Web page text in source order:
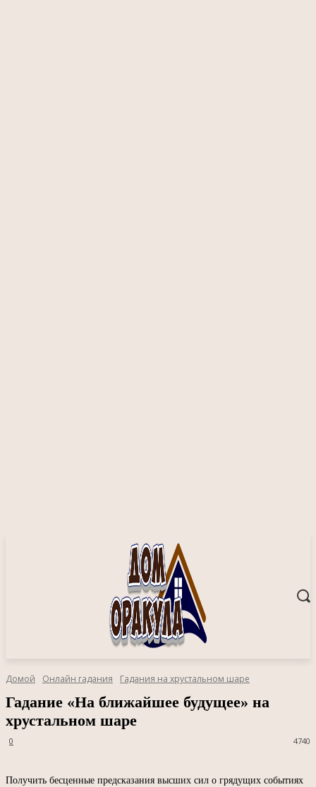
Домой Онлайн гадания Гадания на хрустальном шаре
Гадание «На ближайшее будущее» на
хрустальном шаре
4740
0
Получить бесценные предсказания высших сил о грядущих событиях